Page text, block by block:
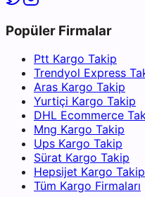
Popüler Firmalar
Ptt Kargo Takip
Trendyol Express
Aras Kargo Takip
Yurtiçi Kargo Takip
DHL Ecommerce
Mng Kargo Takip
Ups Kargo Takip
Sürat Kargo Takip
Hepsijet Kargo Takip
Tüm Kargo Firmaları